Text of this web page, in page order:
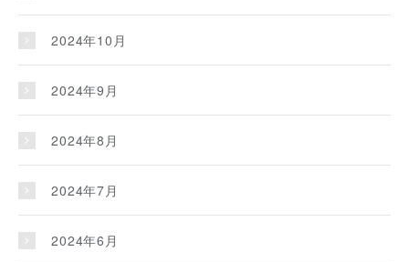
2024年10月
2024年9月
2024年8月
2024年7月
2024年6月